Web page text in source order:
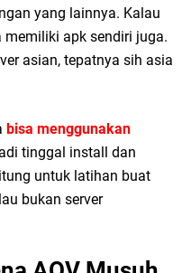
yang lainnya. Kalau
memiliki apk sendiri juga.
asian, tepatnya sih asia
bisa menggunakan
tinggal install dan
untuk latihan buat
bukan server